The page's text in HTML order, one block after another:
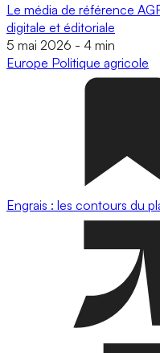
Le média de référence
digitale et éditoriale
5 mai 2026 - 4 min
Europe Politique agricole
Engrais : les contours du